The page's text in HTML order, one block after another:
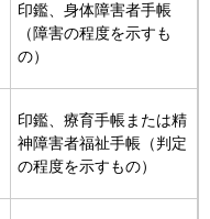
印鑑、身体障害者手帳
（障害の程度を示すも
の）
印鑑、療育手帳または精
神障害者福祉手帳（判定
の程度を示すもの）